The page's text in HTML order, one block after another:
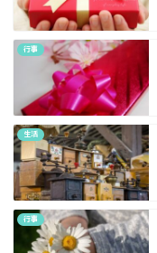
行事
生活
行事